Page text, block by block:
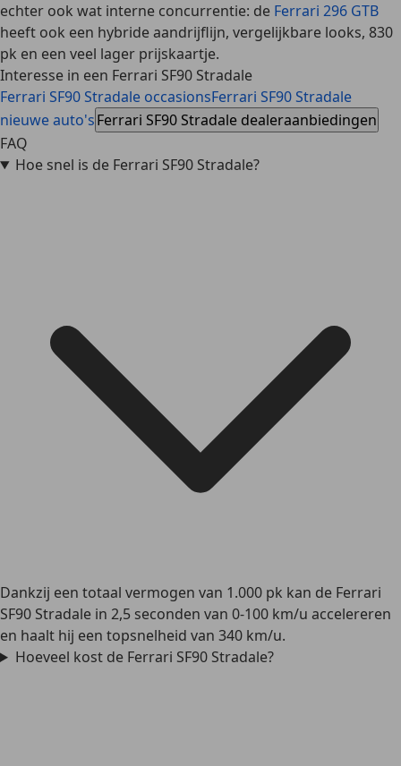
echter ook wat interne concurrentie: de Ferrari 296 GTB
heeft ook een hybride aandrijflijn, vergelijkbare looks, 830
pk en een veel lager prijskaartje.
Interesse in een Ferrari SF90 Stradale
Ferrari SF90 Stradale occasionsFerrari SF90 Stradale
nieuwe auto'sFerrari SF90 Stradale dealeraanbiedingen
FAQ
Hoe snel is de Ferrari SF90 Stradale?
Dankzij een totaal vermogen van 1.000 pk kan de Ferrari
SF90 Stradale in 2,5 seconden van 0-100 km/u accelereren
en haalt hij een topsnelheid van 340 km/u.
Hoeveel kost de Ferrari SF90 Stradale?